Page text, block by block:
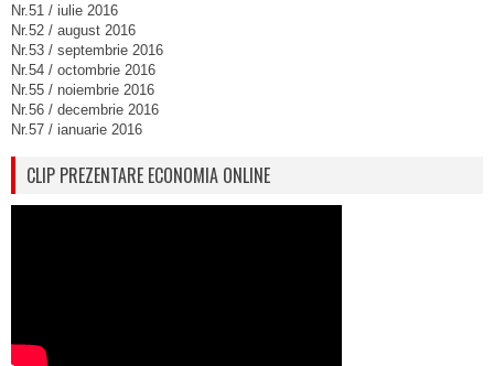
Nr.51 / iulie 2016
Nr.52 / august 2016
Nr.53 / septembrie 2016
Nr.54 / octombrie 2016
Nr.55 / noiembrie 2016
Nr.56 / decembrie 2016
Nr.57 / ianuarie 2016
CLIP PREZENTARE ECONOMIA ONLINE